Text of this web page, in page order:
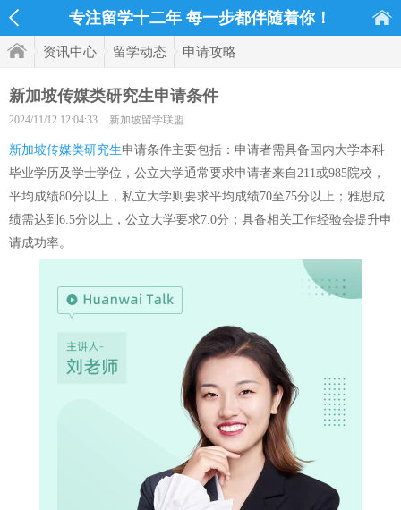
专注留学十二年 每一步都伴随着你！
资讯中心 留学动态 申请攻略
新加坡传媒类研究生申请条件
2024/11/12 12:04:33 新加坡留学联盟
新加坡传媒类研究生申请条件主要包括：申请者需具备国内大学本科
毕业学历及学士学位，公立大学通常要求申请者来自211或985院校，
平均成绩80分以上，私立大学则要求平均成绩70至75分以上；雅思成
绩需达到6.5分以上，公立大学要求7.0分；具备相关工作经验会提升申
请成功率。